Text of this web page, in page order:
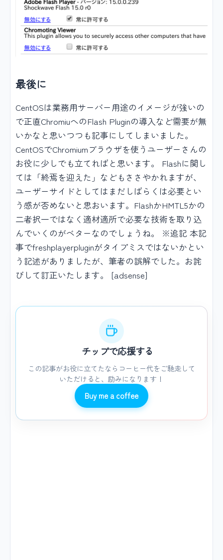
最後に
CentOSは業務用サーバー用途のイメージが強いの
で正直ChromiuへのFlash Pluginの導入など需要が無
いかなと思いつつも記事にしてしまいました。
CentOSでChromiumブラウザを使うユーザーさんの
お役に少しでも立てればと思います。 Flashに関し
ては「終焉を迎えた」などもささやかれますが、
ユーザーサイドとしてはまだしばらくは必要とい
う感が否めないと思おいます。FlashかHMTL5かの
二者択一ではなく適材適所で必要な技術を取り込
んでいくのがベターなのでしょうね。 ※追記 本記
事でfreshplayerpluginがタイプミスではないかとい
う記述がありましたが、筆者の誤解でした。お詫
びして訂正いたします。 [adsense]
チップで応援する
この記事がお役に立てたならコーヒー代をご馳走して
いただけると、励みになります！
Buy me a coffee